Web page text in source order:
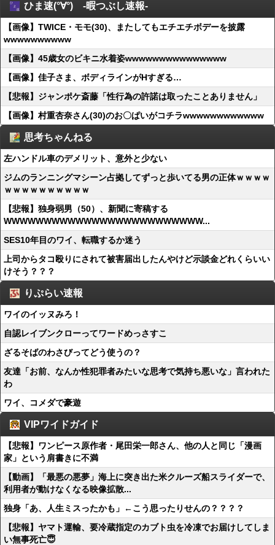
ひま速(°∀°) -暇つぶし速報-
【画像】TWICE・モモ(30)、またしてもエチエチボデーを披露
wwwwwwwwww
【画像】45歳女のビキニ水着姿wwwwwwwwwwwwwww
【画像】佳子さま、ボディラインがHすぎる…
【悲報】ジャンポケ斎藤「性行為の許諾は取ったことありません」
【画像】村重杏奈さん(30)のお〇ぱいがコチラwwwwwwwwwwww
思考ちゃんねる
左ハンドル車のデメリット、意外と少ない
ジムのランニングマシーン占拠してずっと歩いてる男の正体ｗｗｗｗ
ｗｗｗｗｗｗｗｗｗｗ
【悲報】独身弱男（50）、新聞に寄稿する
WWWWWWWWWWWWWWWWWWWWWWWWW...
SES10年目のワイ、転職するか迷う
上司からタコ殴りにされて被害届出したんやけど示談金どれくらいい
けそう？？？
りぷらい速報
ワイのイッヌみろ！
自認レイブンクローってワードめっさすこ
ざるそばのわさびってどう使うの？
友達「お前、なんか性犯罪者みたいな思考で気持ち悪いな」言われた
わ
ワイ、コメダで豪遊
VIPワイドガイド
【悲報】ワンピース原作者・尾田栄一郎さん、他の人と同じ「漫画
家」という肩書きに不満
【動画】「最悪の悪夢」海上に突き出た米クルーズ船スライダーで、
利用者が動けなくなる映像拡散...
独身「あ、人生ミスったかも」←こう思ったりせんの？？？？
【悲報】ヤマト運輸、要冷蔵指定のカブト虫を冷凍でお届けしてしま
い無事死亡😇